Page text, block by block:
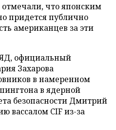
что японским
придется публично
американцев за эти
официальный
Захарова
в намеренном
в ядерной
безопасности Дмитрий
вассалом CIF из-за